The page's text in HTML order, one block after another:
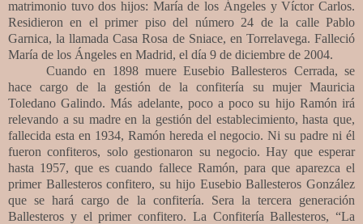
matrimonio tuvo dos hijos: María de los Ángeles y Víctor Carlos.
Residieron en el primer piso del número 24 de la calle Pablo
Garnica, la llamada Casa Rosa de Sniace, en Torrelavega. Falleció
María de los Ángeles en Madrid, el día 9 de diciembre de 2004.
Cuando en 1898 muere Eusebio Ballesteros Cerrada, se
hace cargo de la gestión de la confitería su mujer Mauricia
Toledano Galindo. Más adelante, poco a poco su hijo Ramón irá
relevando a su madre en la gestión del establecimiento, hasta que,
fallecida esta en 1934, Ramón hereda el negocio. Ni su padre ni él
fueron confiteros, solo gestionaron su negocio. Hay que esperar
hasta 1957, que es cuando fallece Ramón, para que aparezca el
primer Ballesteros confitero, su hijo Eusebio Ballesteros González
que se hará cargo de la confitería. Sera la tercera generación
Ballesteros y el primer confitero. La Confitería Ballesteros, “La